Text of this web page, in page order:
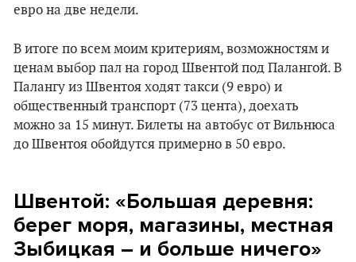
евро на две недели.
В итоге по всем моим критериям, возможностям и
ценам выбор пал на город Швентой под Палангой. В
Палангу из Швентоя ходят такси (9 евро) и
общественный транспорт (73 цента), доехать
можно за 15 минут. Билеты на автобус от Вильнюса
до Швентоя обойдутся примерно в 50 евро.
Швентой: «Большая деревня:
берег моря, магазины, местная
Зыбицкая – и больше ничего»